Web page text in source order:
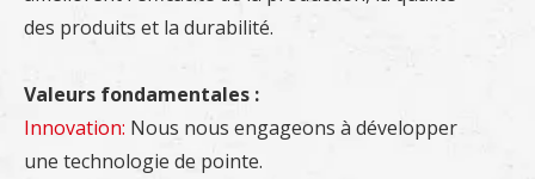
des produits et la durabilité.
Valeurs fondamentales :
Innovation: Nous nous engageons à développer
une technologie de pointe.